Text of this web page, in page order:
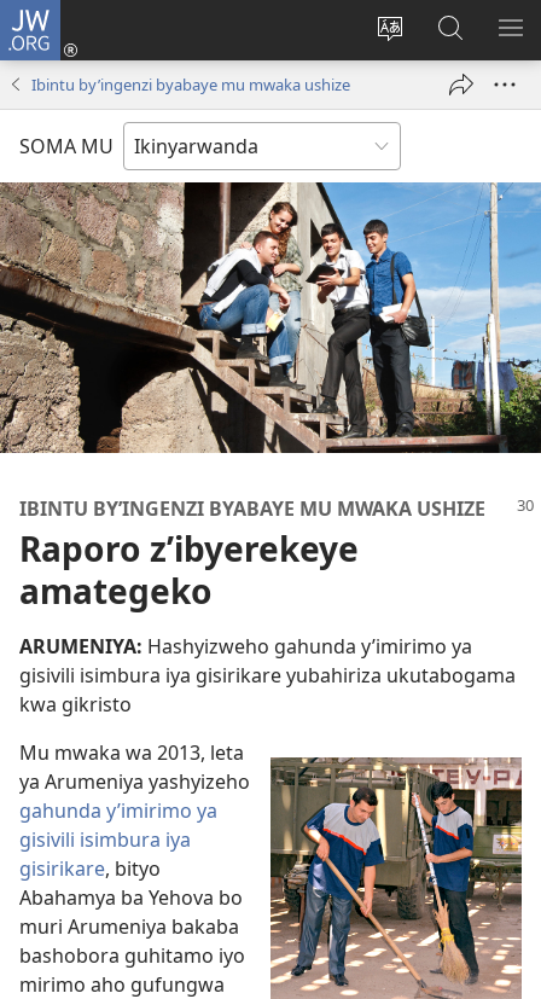
JW.ORG
Hindura
ururimi
Injira
(ifungukireShakisha
kuri
JW.ORG
Ibintu by’ingenzi byabaye mu mwaka ushize
SOMA MU
IBINTU BY’INGENZI BYABAYE MU MWAKA USHIZE
Raporo z’ibyerekeye
amategeko
ARUMENIYA: Hashyizweho gahunda y’imirimo ya
gisivili isimbura iya gisirikare yubahiriza ukutabogama
kwa gikristo
Mu mwaka wa 2013, leta
ya Arumeniya yashyizeho
gahunda y’imirimo ya
gisivili isimbura iya
gisirikare, bityo
Abahamya ba Yehova bo
muri Arumeniya bakaba
bashobora guhitamo iyo
mirimo aho gufungwa